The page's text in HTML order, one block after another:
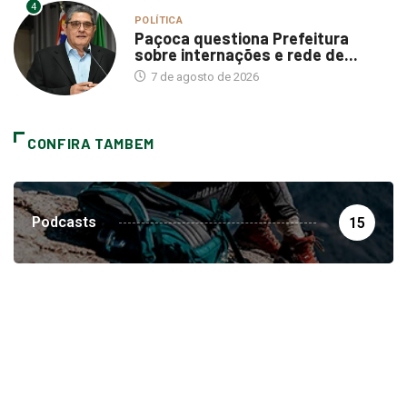
4
POLÍTICA
Paçoca questiona Prefeitura
sobre internações e rede de...
7 de agosto de 2026
CONFIRA TAMBEM
Podcasts 15